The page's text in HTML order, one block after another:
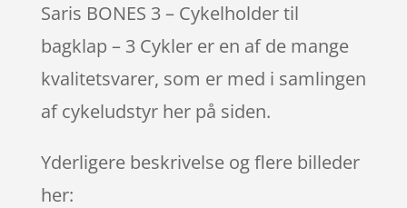
Saris BONES 3 – Cykelholder til
bagklap – 3 Cykler er en af de mange
kvalitetsvarer, som er med i samlingen
af cykeludstyr her på siden.
Yderligere beskrivelse og flere billeder
her: